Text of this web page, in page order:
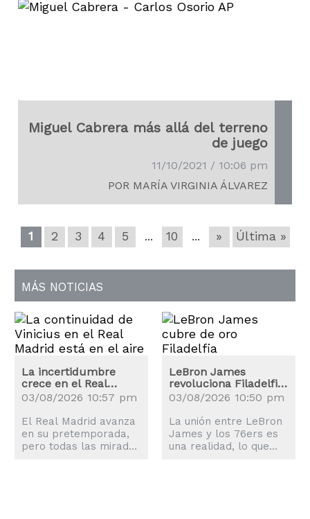
Miguel Cabrera más allá del terreno
de juego
11/10/2021 / 10:06 pm
POR MARÍA VIRGINIA ÁLVAREZ
1 2 3 4 5 ... 10 ... » Última »
MÁS NOTICIAS
La incertidumbre
crece en el Real
Madrid: ¿Renovará
Vinicius?
03/08/2026 10:57 pm
El Real Madrid avanza
en su pretemporada,
pero todas las miradas
LeBron James
revoluciona Filadelfia:
los precios de las
entradas se disparan
03/08/2026 10:50 pm
La unión entre LeBron
James y los 76ers es
una realidad, lo que